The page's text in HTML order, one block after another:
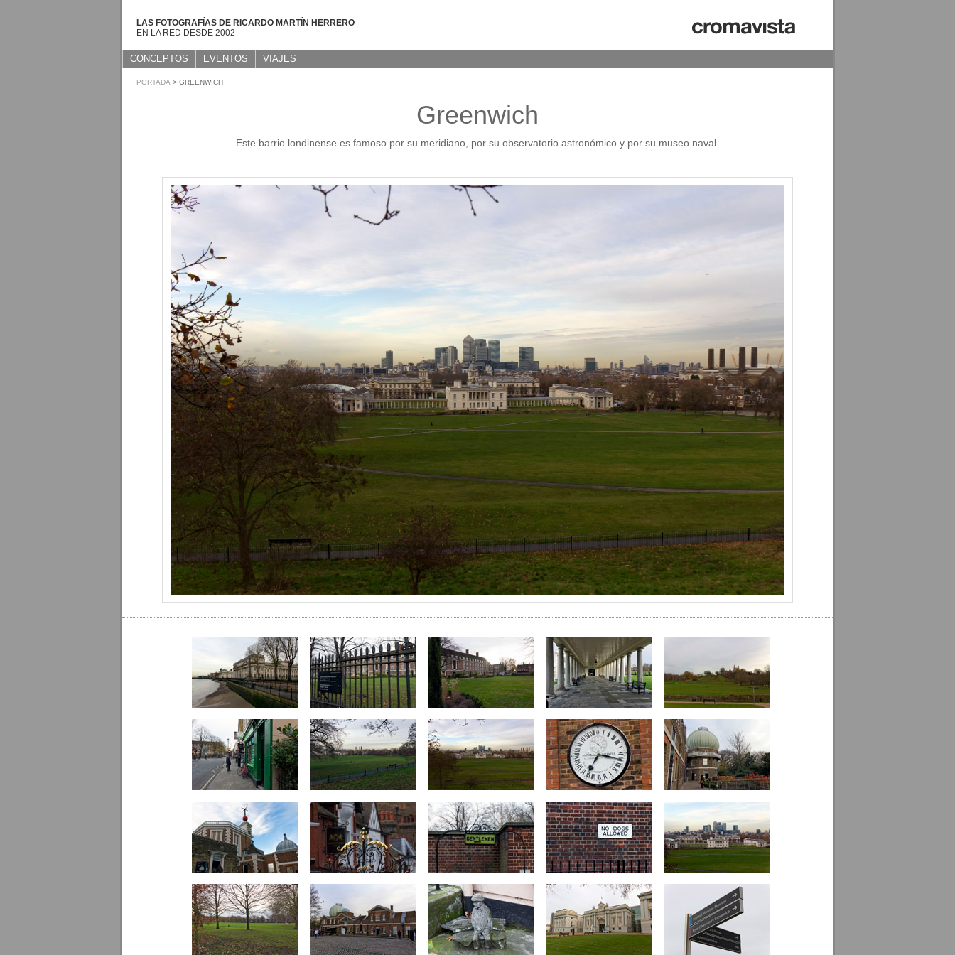
LAS FOTOGRAFÍAS DE RICARDO MARTÍN HERRERO
EN LA RED DESDE 2002
CONCEPTOS EVENTOS VIAJES
PORTADA > GREENWICH
Greenwich
Este barrio londinense es famoso por su meridiano, por su observatorio astronómico y por su museo naval.